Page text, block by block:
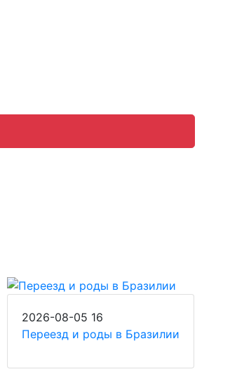
2026-08-05 16
Переезд и роды в Бразилии